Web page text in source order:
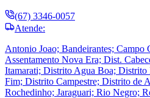
(67) 3346-0057
Atende:
Antonio Joao; Bandeirantes; Campo
Assentamento Nova Era; Dist.
Itamarati; Distrito Agua Boa;
Fim; Distrito Campestre; Distrito de
Rochedinho; Jaraguari; Rio Negro;